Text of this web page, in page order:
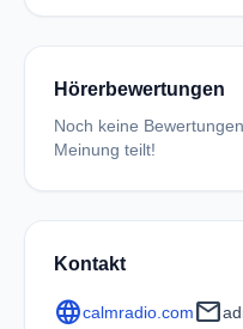
Hörerbewertungen
Noch keine
Meinung teilt!
Kontakt
languagecalmradio.commail